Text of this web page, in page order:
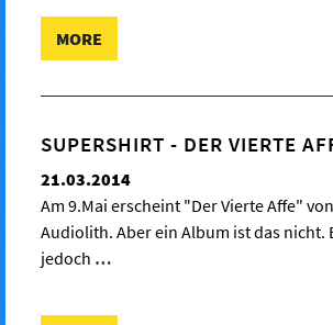
MORE
SUPERSHIRT - DER VIERTE
21.03.2014
Am 9.Mai erscheint "Der Vierte Affe"
Audiolith. Aber ein Album ist das nicht.
jedoch …